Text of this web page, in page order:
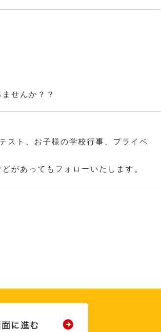
せんか？？
スト、お子様の学校行事、プライベ
があってもフォローいたします。